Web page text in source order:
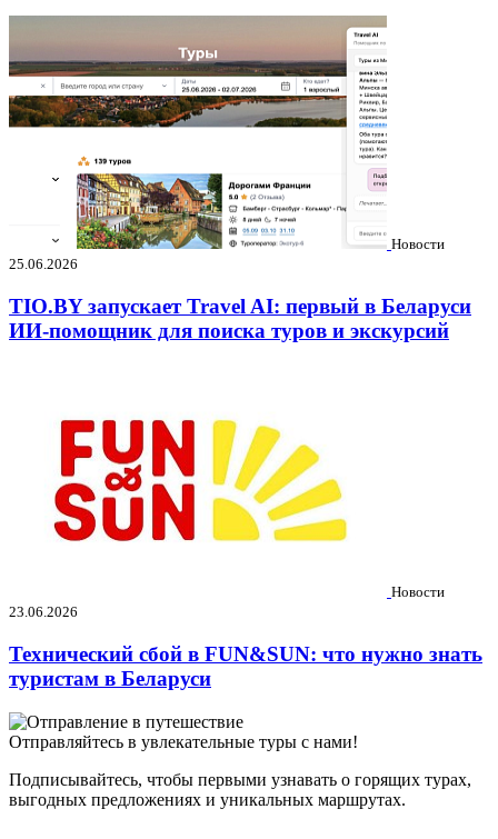
Новости
25.06.2026
TIO.BY запускает Travel AI: первый в Беларуси
ИИ-помощник для поиска туров и экскурсий
Новости
23.06.2026
Технический сбой в FUN&SUN: что нужно знать
туристам в Беларуси
Отправляйтесь в увлекательные туры с нами!
Подписывайтесь, чтобы первыми узнавать о горящих турах,
выгодных предложениях и уникальных маршрутах.